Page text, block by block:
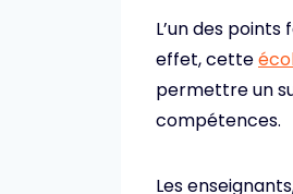
L’un des
effet, cette
permettre un
compétences.
Les